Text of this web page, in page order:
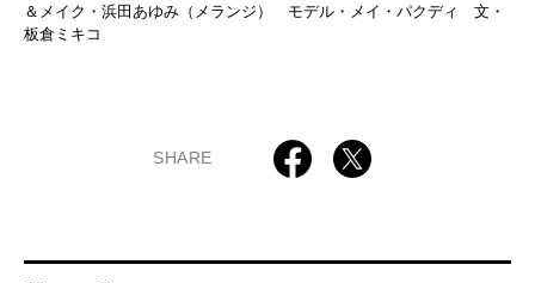
＆メイク・浜田あゆみ（メランジ） モデル・メイ・パクディ 文・
板倉ミキコ
SHARE